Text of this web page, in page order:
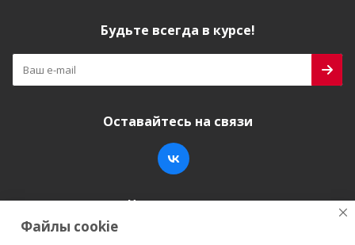
Будьте всегда в курсе!
Оставайтесь на связи
Наши контакты
+7 (846) 200-05-15
Файлы cookie